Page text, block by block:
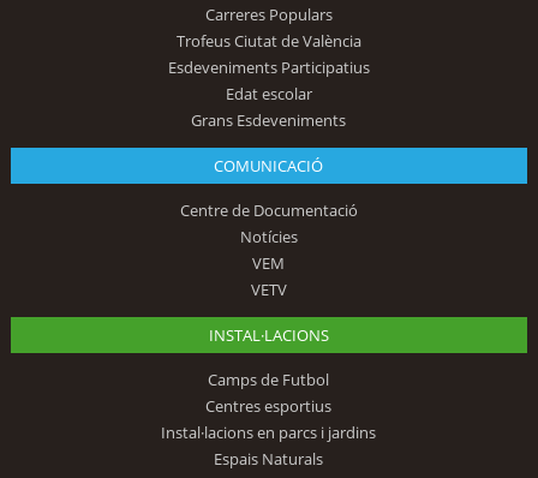
Carreres Populars
Trofeus Ciutat de València
Esdeveniments Participatius
Edat escolar
Grans Esdeveniments
COMUNICACIÓ
Centre de Documentació
Notícies
VEM
VETV
INSTAL·LACIONS
Camps de Futbol
Centres esportius
Instal·lacions en parcs i jardins
Espais Naturals